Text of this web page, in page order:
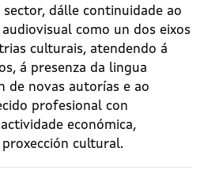
sector, dálle continuidade ao
como un dos eixos
culturais, atendendo á
á presenza da lingua
de novas autorías e ao
profesional con
económica,
cultural.